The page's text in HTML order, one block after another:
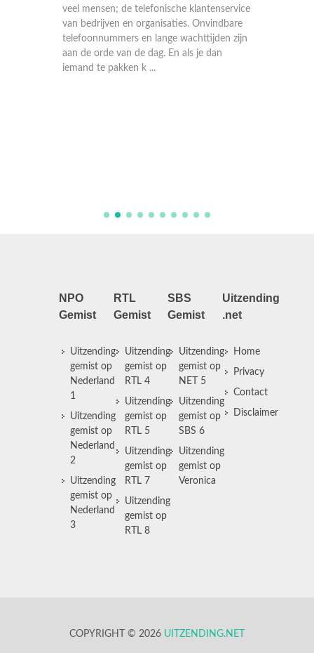
veel mensen; de telefonische klantenservice
van bedrijven en organisaties. Onvindbare
telefoonnummers en lange wachttijden zijn
aan de orde van de dag. En als je dan
iemand te pakken k ...
NPO
Gemist
Uitzending
gemist op
Nederland
1
Uitzending
gemist op
Nederland
2
Uitzending
gemist op
Nederland
3
RTL
Gemist
Uitzending
gemist op
RTL 4
Uitzending
gemist op
RTL 5
Uitzending
gemist op
RTL 7
Uitzending
gemist op
RTL 8
SBS
Gemist
Uitzending
gemist op
NET 5
Uitzending
gemist op
SBS 6
Uitzending
gemist op
Veronica
Uitzending
.net
Home
Privacy
Contact
Disclaimer
COPYRIGHT © 2026 UITZENDING.NET